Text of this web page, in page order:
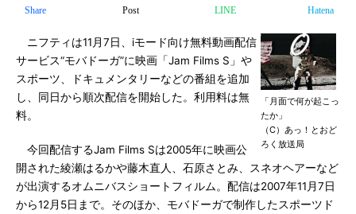
Share Post LINE Hatena
「月面で何が起こっ
たか」
（C）あっ！とおど
ろく放送局
ニフティは11月7日、iモード向け無料動画配信
サービス“モバドーガ”に映画「Jam Films S」や
スポーツ、ドキュメンタリーなどの番組を追加
し、同日から順次配信を開始した。利用料は無
料。
今回配信するJam Films Sは2005年に映画公
開された綾瀬はるかや藤木直人、石原さとみ、スネオヘアーなど
が出演するオムニバスショートフィルム。配信は2007年11月7日
から12月5日まで。そのほか、モバドーガで制作したスポーツド